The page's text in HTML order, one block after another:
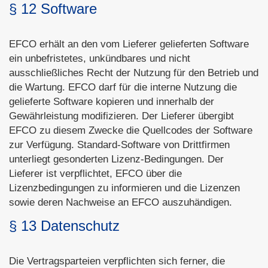
§ 12 Software
EFCO erhält an den vom Lieferer gelieferten Software
ein unbefristetes, unkündbares und nicht
ausschließliches Recht der Nutzung für den Betrieb und
die Wartung. EFCO darf für die interne Nutzung die
gelieferte Software kopieren und innerhalb der
Gewährleistung modifizieren. Der Lieferer übergibt
EFCO zu diesem Zwecke die Quellcodes der Software
zur Verfügung. Standard-Software von Drittfirmen
unterliegt gesonderten Lizenz-Bedingungen. Der
Lieferer ist verpflichtet, EFCO über die
Lizenzbedingungen zu informieren und die Lizenzen
sowie deren Nachweise an EFCO auszuhändigen.
§ 13 Datenschutz
Die Vertragsparteien verpflichten sich ferner, die